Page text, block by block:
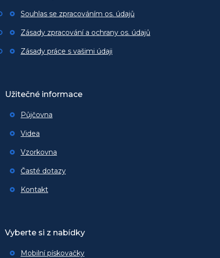
Souhlas se zpracováním os. údajů
Zásady zpracování a ochrany os. údajů
Zásady práce s vašimi údaji
Užitečné informace
Půjčovna
Videa
Vzorkovna
Časté dotazy
Kontakt
Vyberte si z nabídky
Mobilní pískovačky